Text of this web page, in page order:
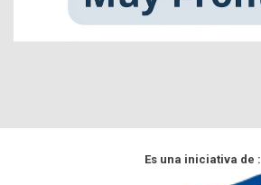
Es una iniciativa de :